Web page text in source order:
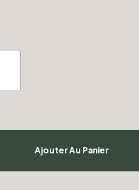
Ajouter Au Panier